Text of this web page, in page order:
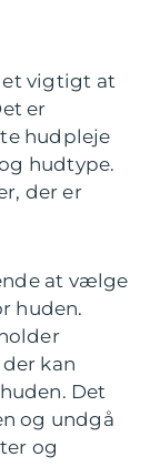
vigtigt at
er
hudpleje
hudtype.
der er
at vælge
huden.
kan
Det
og undgå
og